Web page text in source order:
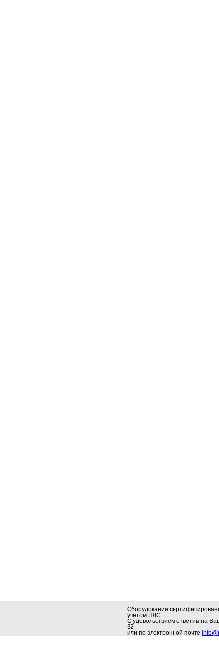
Оборудование
учетом НДС.
С удовольствием ответим на
32
или по электронной почте